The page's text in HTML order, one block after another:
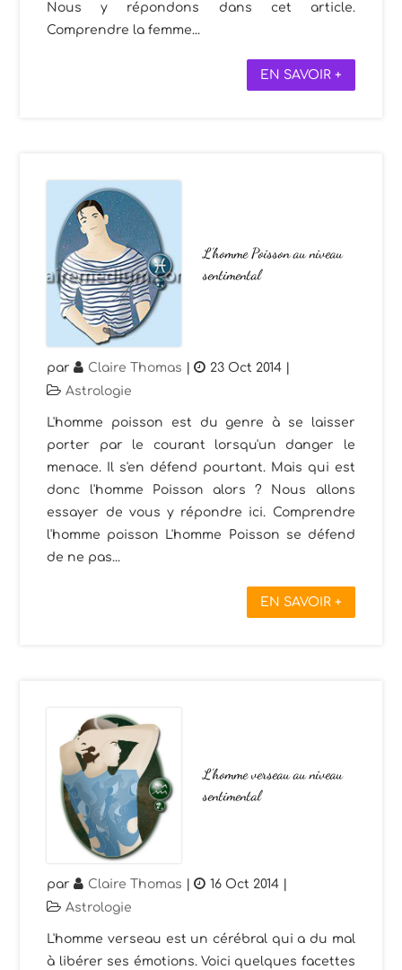
Nous y répondons dans cet article.
Comprendre la femme...
EN SAVOIR +
L’homme Poisson au niveau
sentimental
par Claire Thomas | 23 Oct 2014
Astrologie
L'homme poisson est du genre à se laisser
porter par le courant lorsqu'un danger le
menace. Il s'en défend pourtant. Mais qui est
donc l'homme Poisson alors ? Nous allons
essayer de vous y répondre ici. Comprendre
l'homme poisson L'homme Poisson se défend
de ne pas...
EN SAVOIR +
L’homme verseau au niveau
sentimental
par Claire Thomas | 16 Oct 2014 |
Astrologie
L'homme verseau est un cérébral qui a du mal
à libérer ses émotions. Voici quelques facettes